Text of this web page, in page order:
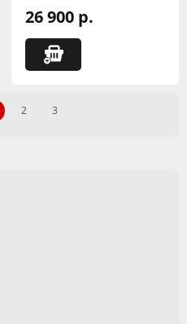
26 900 р.
2 3